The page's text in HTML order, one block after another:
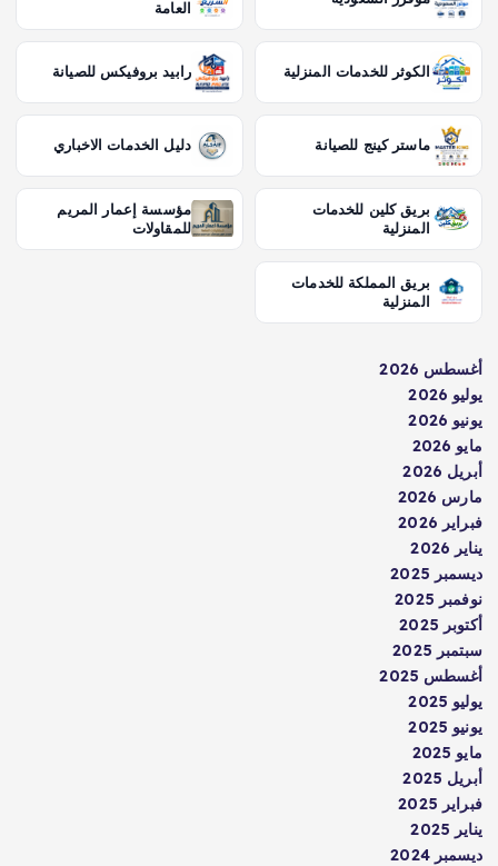
العامة
الكوثر للخدمات المنزلية رابيد بروفيكس للصيانة
ماستر كينج للصيانة دليل الخدمات الاخباري
بريق كلين للخدمات
المنزلية
مؤسسة إعمار المريم
للمقاولات
بريق المملكة للخدمات
المنزلية
أغسطس 2026
يوليو 2026
يونيو 2026
مايو 2026
أبريل 2026
مارس 2026
فبراير 2026
يناير 2026
ديسمبر 2025
نوفمبر 2025
أكتوبر 2025
سبتمبر 2025
أغسطس 2025
يوليو 2025
يونيو 2025
مايو 2025
أبريل 2025
فبراير 2025
يناير 2025
ديسمبر 2024